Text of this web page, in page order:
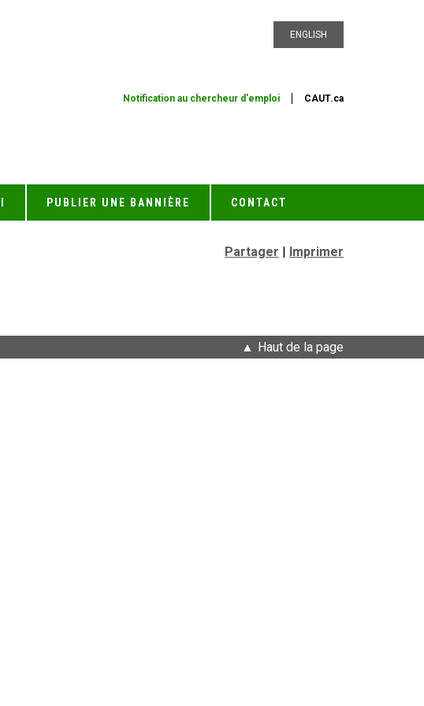
ENGLISH
Notification au chercheur d'emploi CAUT.ca
PUBLIER UNE BANNIÈRE CONTACT
Partager | Imprimer
Haut de la page